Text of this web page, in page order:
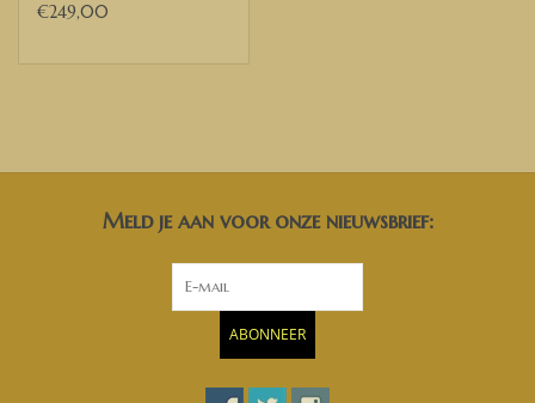
€249,00
Meld je aan voor onze nieuwsbrief:
ABONNEER